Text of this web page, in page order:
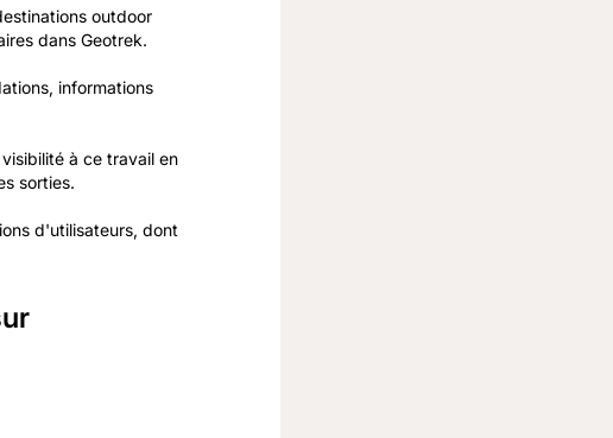
outdoor
dans Geotrek.
informations
à ce travail en
sorties.
d'utilisateurs, dont